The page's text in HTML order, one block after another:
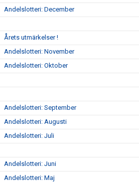
Andelslotteri: December
Årets utmärkelser !
Andelslotteri: November
Andelslotteri: Oktober
Andelslotteri: September
Andelslotteri: Augusti
Andelslotteri: Juli
Andelslotteri: Juni
Andelslotteri: Maj